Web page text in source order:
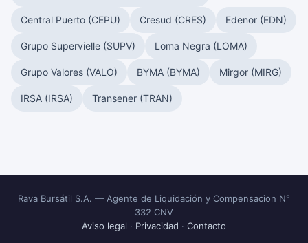
Central Puerto (CEPU) Cresud (CRES) Edenor (EDN)
Grupo Supervielle (SUPV) Loma Negra (LOMA)
Grupo Valores (VALO) BYMA (BYMA) Mirgor (MIRG)
IRSA (IRSA) Transener (TRAN)
Rava Bursátil S.A. — Agente de Liquidación y Compensacion N°
332 CNV
Aviso legal · Privacidad · Contacto